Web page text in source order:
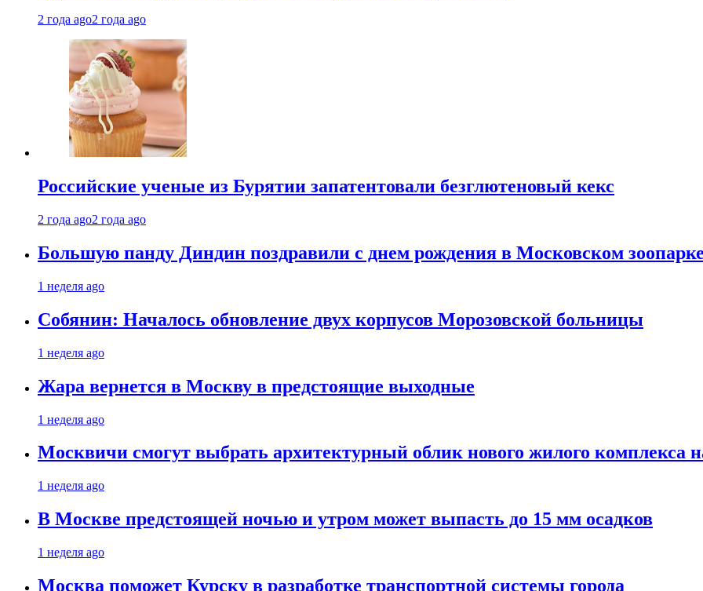
2 года ago2 года ago
Российские ученые из Бурятии запатентовали безглютеновый кекс
2 года ago2 года ago
Большую панду Диндин поздравили с днем рождения в Московском зоопарке
1 неделя ago
Собянин: Началось обновление двух корпусов Морозовской больницы
1 неделя ago
Жара вернется в Москву в предстоящие выходные
1 неделя ago
Москвичи смогут выбрать архитектурный облик нового жилого комплекса
1 неделя ago
В Москве предстоящей ночью и утром может выпасть до 15 мм осадков
1 неделя ago
Москва поможет Курску в разработке транспортной системы города